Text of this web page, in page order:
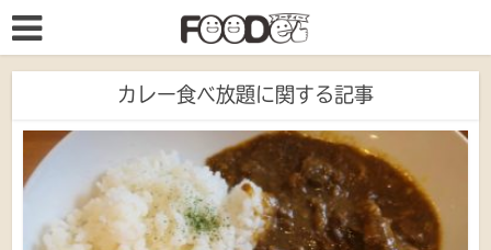
カレー食べ放題に関する記事